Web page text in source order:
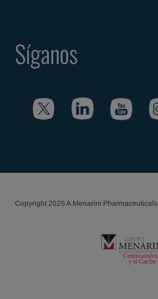
Síganos
Copyright 2025 A.Menarini Pharmaceuticals